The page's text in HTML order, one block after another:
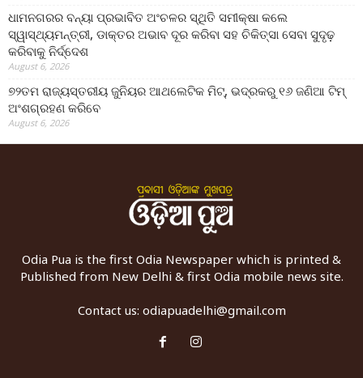
ଧାମନଗରର ବନ୍ୟା ପ୍ରଭାବିତ ଅଂଚଳର ସ୍ଥିତି ସମୀକ୍ଷା କଲେ
ସ୍ୱାସ୍ଥ୍ୟମନ୍ତ୍ରୀ, ଡାକ୍ତର ଅଭାବ ଦୂର କରିବା ସହ ଚିକିତ୍ସା ସେବା ସୁଦୃଢ଼
କରିବାକୁ ନିର୍ଦ୍ଦେଶ
August 6, 2026
୭୨ତମ ରାଜ୍ୟସ୍ତରୀୟ ଜୁନିୟର ଆଥଲେଟିକ ମିଟ୍‌, ଭଦ୍ରକରୁ ୧୬ ଜଣିଆ ଟିମ୍
ଅଂଶଗ୍ରହଣ କରିବେ
August 6, 2026
Odia Pua is the first Odia Newspaper which is printed &
Published from New Delhi & first Odia mobile news site.
Contact us: odiapuadelhi@gmail.com